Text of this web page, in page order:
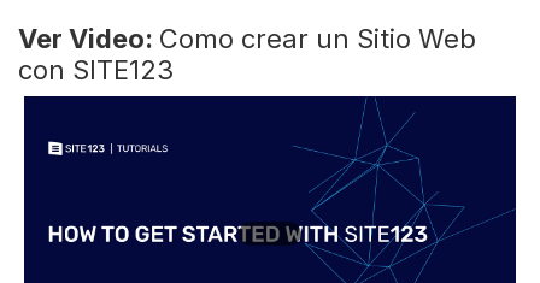
Ver Video: Como crear un Sitio Web
con SITE123